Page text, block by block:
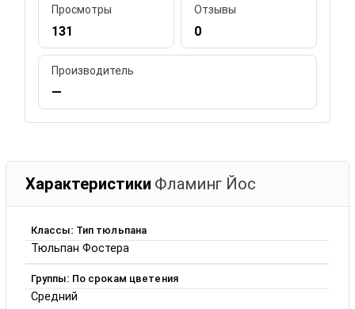
Просмотры
131
Отзывы
0
Производитель
—
Характеристики Фламинг Йос
Классы: Тип тюльпана
Тюльпан Фостера
Группы: По срокам цветения
Средний